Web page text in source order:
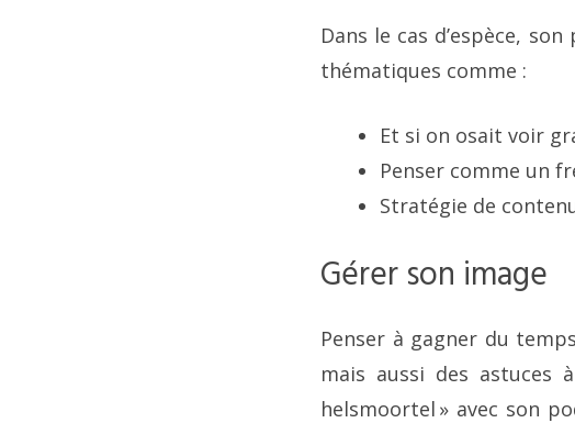
Dans le cas d’espèce,
thématiques comme :
Et si on osait voir
Penser comme un
Stratégie de
Gérer son image
Penser à gagner du
mais aussi des astuces
helsmoortel » avec son